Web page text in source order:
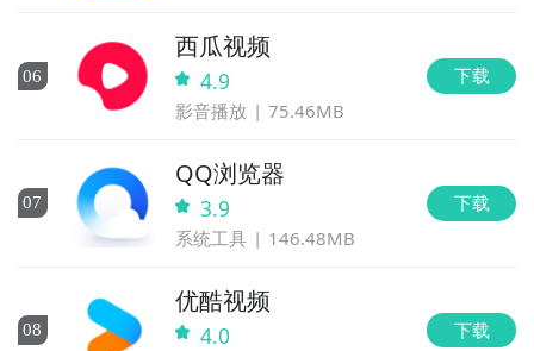
06
西瓜视频
4.9
影音播放 75.46MB
下载
07
QQ浏览器
3.9
系统工具 146.48MB
下载
08
优酷视频
4.0 下载